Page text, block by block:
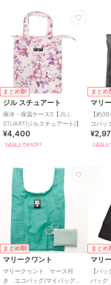
まとめ割
ジル スチュアート
保冷・保温ケースS【JILL
STUART(ジルスチュアート)】
¥4,400
3点以上で8%OFF
まとめ
マリ
【約
コバッ
（
2点以上
まとめ割
マリークワント
マリークヮント ケース付
き エコバッグ/マイバッグ
まとめ
マリ
【バ
バッグ